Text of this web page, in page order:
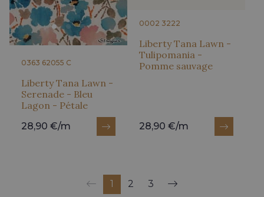
0363 62055 C
Liberty Tana Lawn -
Serenade - Bleu
Lagon - Pétale
28,90 €/m
0002 3222
Liberty Tana Lawn -
Tulipomania -
Pomme sauvage
28,90 €/m
1 2 3